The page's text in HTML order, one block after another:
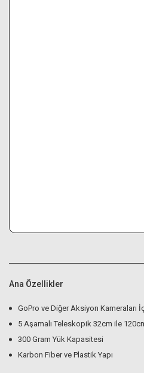
Ana Özellikler
GoPro ve Diğer Aksiyon Kameraları
5 Aşamalı Teleskopik 32cm ile
300 Gram Yük Kapasitesi
Karbon Fiber ve Plastik Yapı